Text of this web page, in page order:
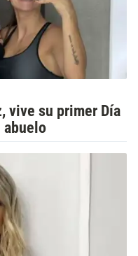
vive su primer Día
abuelo